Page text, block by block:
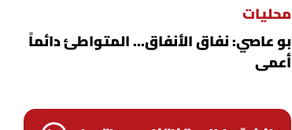
محليات
بو عاصي: نفاق الأنفاق... المتواطئ دائماً
أعمى